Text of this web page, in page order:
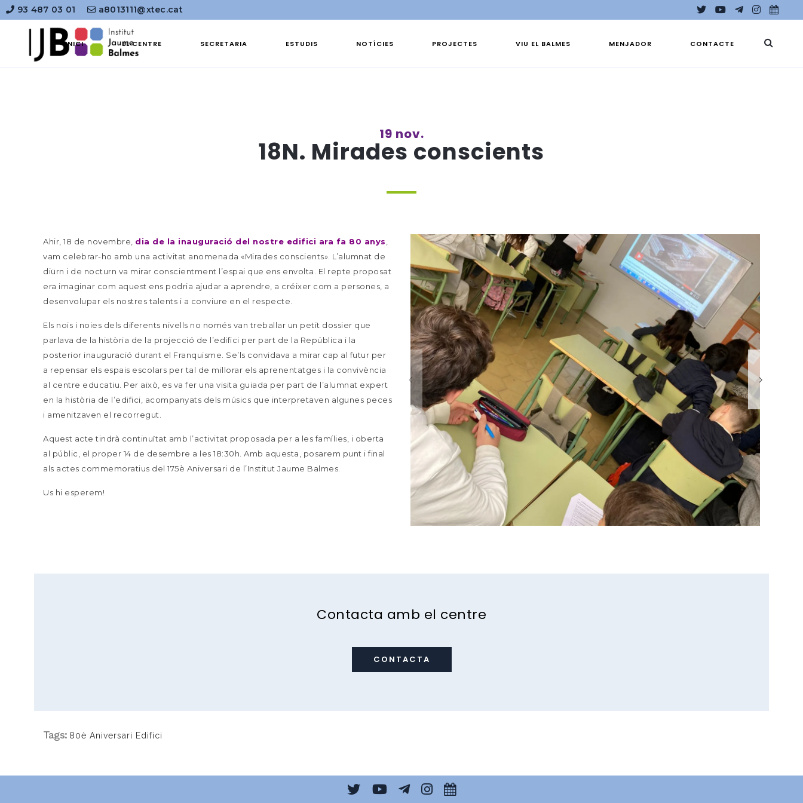
93 487 03 01 a8013111@xtec.cat
INICI EL CENTRE SECRETARIA ESTUDIS NOTÍCIES PROJECTES VIU EL BALMES MENJADOR CONTACTE
19 nov.
18N. Mirades conscients
Ahir, 18 de novembre, dia de la inauguració del nostre edifici ara fa 80 anys
vam celebrar-ho amb una activitat anomenada «Mirades conscients». L’alumnat de
diürn i de nocturn va mirar conscientment l’espai que ens envolta. El repte proposat
era imaginar com aquest ens podria ajudar a aprendre, a créixer com a persones, a
desenvolupar els nostres talents i a conviure en el respecte.
Els nois i noies dels diferents nivells no només van treballar un petit dossier que
parlava de la història de la projecció de l’edifici per part de la República i la
posterior inauguració durant el Franquisme. Se’ls convidava a mirar cap al futur per
a repensar els espais escolars per tal de millorar els aprenentatges i la convivència
al centre educatiu. Per això, es va fer una visita guiada per part de l’alumnat expert
en la història de l’edifici, acompanyats dels músics que interpretaven algunes peces
i amenitzaven el recorregut.
Aquest acte tindrà continuïtat amb l’activitat proposada per a les famílies, i oberta
al públic, el proper 14 de desembre a les 18:30h. Amb aquesta, posarem punt i final
als actes commemoratius del 175è Aniversari de l’Institut Jaume Balmes.
Us hi esperem!
Contacta amb el centre
CONTACTA
Tags: 80è Aniversari Edifici